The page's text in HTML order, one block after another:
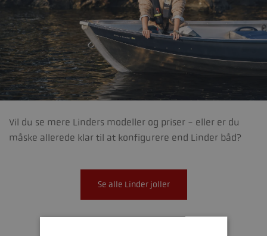
Vil du se mere Linders modeller og priser - eller er du
måske allerede klar til at konfigurere end Linder båd?
Se alle Linder joller